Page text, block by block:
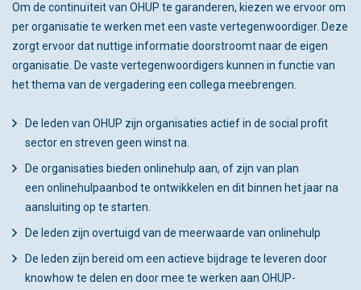
Om de continuïteit van OHUP te garanderen, kiezen we ervoor om
per organisatie te werken met een vaste vertegenwoordiger. Deze
zorgt ervoor dat nuttige informatie doorstroomt naar de eigen
organisatie. De vaste vertegenwoordigers kunnen in functie van
het thema van de vergadering een collega meebrengen.
De leden van OHUP zijn organisaties actief in de social profit
sector en streven geen winst na.
De organisaties bieden onlinehulp aan, of zijn van plan
een onlinehulpaanbod te ontwikkelen en dit binnen het jaar na
aansluiting op te starten.
De leden zijn overtuigd van de meerwaarde van onlinehulp
De leden zijn bereid om een actieve bijdrage te leveren door
knowhow te delen en door mee te werken aan OHUP-